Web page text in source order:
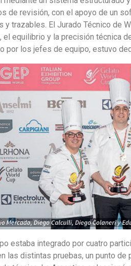
de revisión, con el apoyo de un
y trazables. El Jurado Técnico de
el equilibrio y la precisión técnica
por los jefes de equipo, estuvo
estaba integrado por cuatro
las distintas pruebas, un punto de